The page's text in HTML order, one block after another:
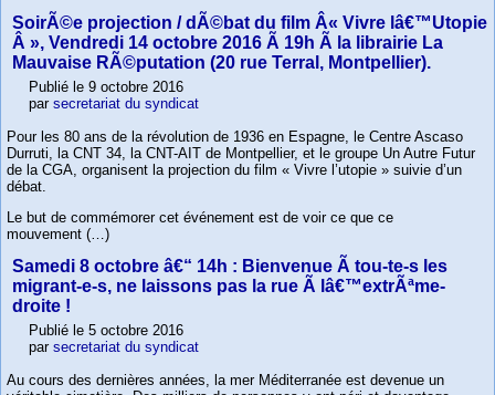
SoirÃ©e projection / dÃ©bat du film Â« Vivre lâ€™Utopie
Â », Vendredi 14 octobre 2016 Ã 19h Ã la librairie La
Mauvaise RÃ©putation (20 rue Terral, Montpellier).
Publié le 9 octobre 2016
par secretariat du syndicat
Pour les 80 ans de la révolution de 1936 en Espagne, le Centre Ascaso
Durruti, la CNT 34, la CNT-AIT de Montpellier, et le groupe Un Autre Futur
de la CGA, organisent la projection du film « Vivre l’utopie » suivie d’un
débat.
Le but de commémorer cet événement est de voir ce que ce
mouvement (…)
Samedi 8 octobre â€“ 14h : Bienvenue Ã tou-te-s les
migrant-e-s, ne laissons pas la rue Ã lâ€™extrÃªme-
droite !
Publié le 5 octobre 2016
par secretariat du syndicat
Au cours des dernières années, la mer Méditerranée est devenue un